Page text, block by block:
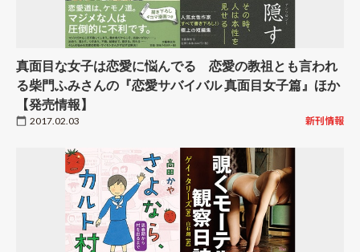
真面目な女子は恋愛に悩んでる 恋愛の教祖とも言われ
る柴門ふみさんの『恋愛サバイバル 真面目女子篇』ほか
【発売情報】
2017.02.03 新刊情報